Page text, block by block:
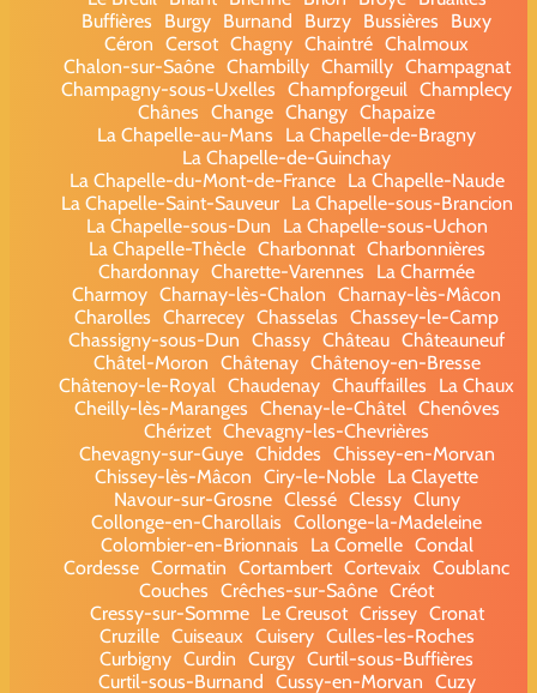
Buffières
Burgy Burnand Burzy Bussières
Buxy
Céron Cersot Chagny Chaintré Chalmoux
Chalon-sur-Saône Chambilly Chamilly Champagnat
Champagny-sous-Uxelles Champforgeuil Champlecy
Chânes Change Changy Chapaize
La Chapelle-au-Mans
La Chapelle-de-Bragny
La Chapelle-de-Guinchay
La Chapelle-du-Mont-de-France
La Chapelle-Naude
La Chapelle-Saint-Sauveur
La Chapelle-sous-Brancion
La Chapelle-sous-Dun
La Chapelle-sous-Uchon
La Chapelle-Thècle Charbonnat Charbonnières
Chardonnay Charette-Varennes
La Charmée
Charmoy Charnay-lès-Chalon Charnay-lès-Mâcon
Charolles Charrecey Chasselas Chassey-le-Camp
Chassigny-sous-Dun Chassy Château Châteauneuf
Châtel-Moron Châtenay Châtenoy-en-Bresse
Châtenoy-le-Royal Chaudenay Chauffailles
La Chaux
Cheilly-lès-Maranges Chenay-le-Châtel Chenôves
Chérizet Chevagny-les-Chevrières
Chevagny-sur-Guye Chiddes Chissey-en-Morvan
Chissey-lès-Mâcon Ciry-le-Noble La Clayette
Navour-sur-Grosne Clessé Clessy Cluny
Collonge-en-Charollais Collonge-la-Madeleine
Colombier-en-Brionnais
La Comelle Condal
Cordesse Cormatin Cortambert Cortevaix Coublanc
Couches Crêches-sur-Saône Créot
Cressy-sur-Somme
Le Creusot Crissey Cronat
Cruzille Cuiseaux Cuisery Culles-les-Roches
Curbigny Curdin Curgy Curtil-sous-Buffières
Curtil-sous-Burnand Cussy-en-Morvan Cuzy